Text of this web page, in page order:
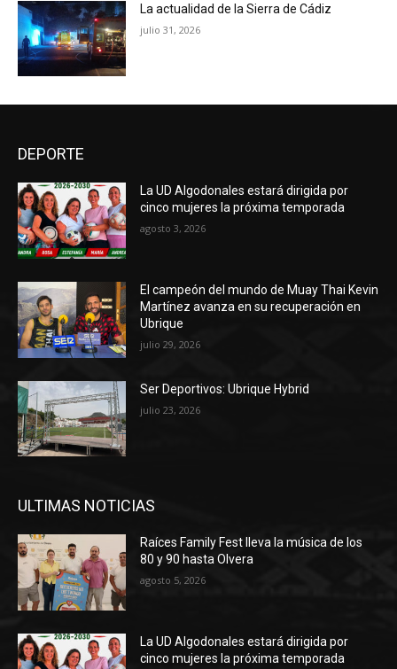
La actualidad de la Sierra de Cádiz
julio 31, 2026
DEPORTE
La UD Algodonales estará dirigida por
cinco mujeres la próxima temporada
agosto 3, 2026
El campeón del mundo de Muay Thai Kevin
Martínez avanza en su recuperación en
Ubrique
julio 29, 2026
Ser Deportivos: Ubrique Hybrid
julio 23, 2026
ULTIMAS NOTICIAS
Raíces Family Fest lleva la música de los
80 y 90 hasta Olvera
agosto 5, 2026
La UD Algodonales estará dirigida por
cinco mujeres la próxima temporada